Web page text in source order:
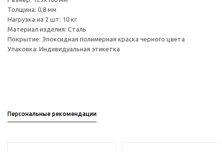
Толщина: 0,8 мм
Нагрузка на 2 шт: 10 кг
Материал изделия: Сталь
Покрытие: Эпоксидная полимерная краска черного цвета
Упаковка: Индивидуальная этикетка
Персональные рекомендации